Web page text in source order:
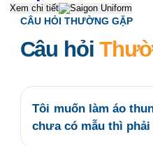
Xem chi tiết
CÂU HỎI THƯỜNG GẶP
Câu hỏi
Tôi muốn làm áo
chưa có mẫu thì phải